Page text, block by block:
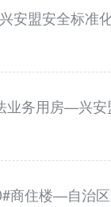
安盟安全标准
业务用房—兴
商住楼—自治